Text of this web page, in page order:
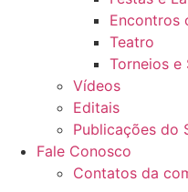
Encontros
Teatro
Torneios e
Vídeos
Editais
Publicações do
Fale Conosco
Contatos da